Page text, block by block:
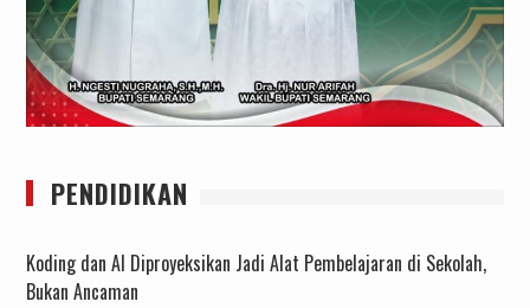
PENDIDIKAN
Koding dan AI Diproyeksikan Jadi Alat Pembelajaran di Sekolah,
Bukan Ancaman